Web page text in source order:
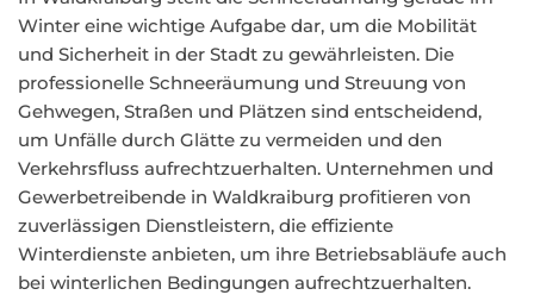
Winter eine wichtige Aufgabe dar, um die Mobilität
und Sicherheit in der Stadt zu gewährleisten. Die
professionelle Schneeräumung und Streuung von
Gehwegen, Straßen und Plätzen sind entscheidend,
um Unfälle durch Glätte zu vermeiden und den
Verkehrsfluss aufrechtzuerhalten. Unternehmen und
Gewerbetreibende in Waldkraiburg profitieren von
zuverlässigen Dienstleistern, die effiziente
Winterdienste anbieten, um ihre Betriebsabläufe auch
bei winterlichen Bedingungen aufrechtzuerhalten.